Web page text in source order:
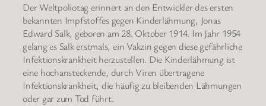
Der Weltpoliotag erinnert an den Entwickler des ersten
bekannten Impfstoffes gegen Kinderlähmung, Jonas
Edward Salk, geboren am 28. Oktober 1914. Im Jahr 1954
gelang es Salk erstmals, ein Vakzin gegen diese gefährliche
Infektionskrankheit herzustellen. Die Kinderlähmung ist
eine hochansteckende, durch Viren übertragene
Infektionskrankheit, die häufig zu bleibenden Lähmungen
oder gar zum Tod führt.